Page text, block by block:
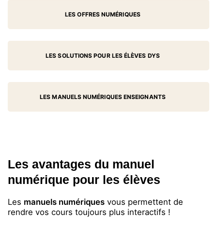
LES OFFRES NUMÉRIQUES
LES SOLUTIONS POUR LES ÉLÈVES DYS
LES MANUELS NUMÉRIQUES ENSEIGNANTS
Les avantages du manuel
numérique pour les élèves
Les manuels numériques vous permettent de
rendre vos cours toujours plus interactifs !